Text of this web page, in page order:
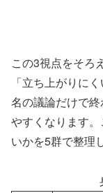
この3視点をそろ
「立ち上がりに
名の議論だけで
やすくなります
いかを5群で整理